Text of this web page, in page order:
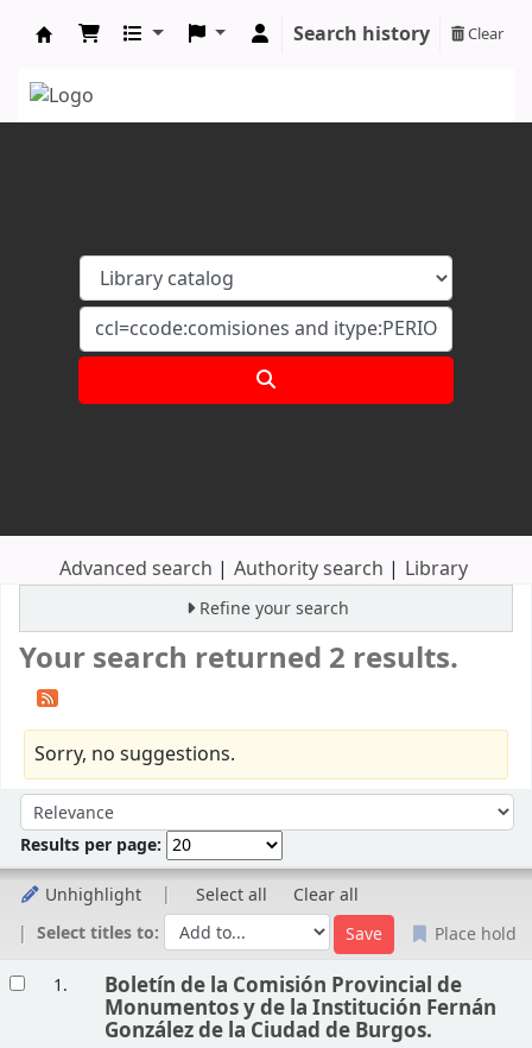
Search history Clear
Advanced search Authority search Library
Refine your search
Your search returned 2 results.
Sorry, no suggestions.
Sort by:
Results per page:
Unhighlight Select all
Clear all
Select titles to:
Place hold
1. Boletín de la Comisión Provincial de
Monumentos y de la Institución Fernán
González de la Ciudad de Burgos.